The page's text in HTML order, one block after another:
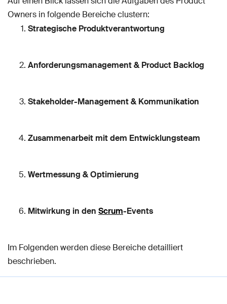
Owners in folgende Bereiche clustern:
Strategische Produktverantwortung
Anforderungsmanagement & Product Backlog
Stakeholder-Management & Kommunikation
Zusammenarbeit mit dem Entwicklungsteam
Wertmessung & Optimierung
Mitwirkung in den Scrum-Events
Im Folgenden werden diese Bereiche detailliert
beschrieben.